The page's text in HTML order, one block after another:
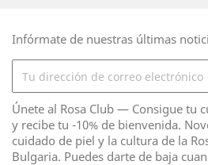
Infórmate de nuestras últimas
Únete al Rosa Club — Consigue tu
y recibe tu -10% de bienvenida.
cuidado de piel y la cultura de la
Bulgaria. Puedes darte de baja